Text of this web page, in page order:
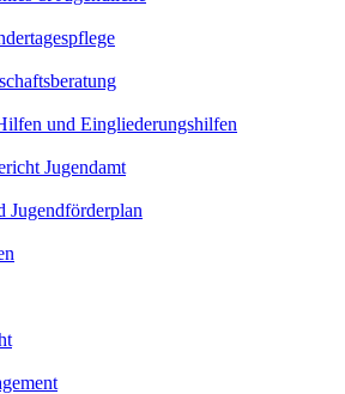
und Eingliederungshilfen
Jugendamt
Jugendförderplan